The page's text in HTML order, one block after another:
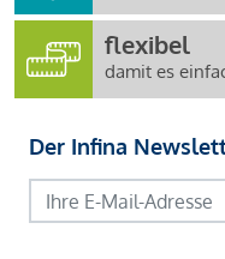
flexibel
damit es
Der Infina